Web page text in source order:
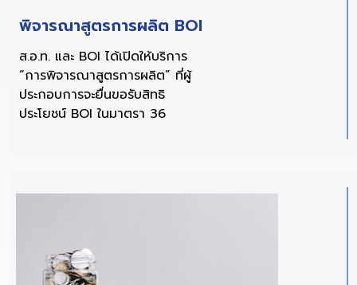
พิจารณาสูตรการผลิต BOI
ส.อ.ท. และ BOI ได้เปิดให้บริการ
“การพิจารณาสูตรการผลิต” ที่ผู้
ประกอบการจะยื่นขอรับสิทธิ
ประโยชน์ BOI ในมาตรา 36